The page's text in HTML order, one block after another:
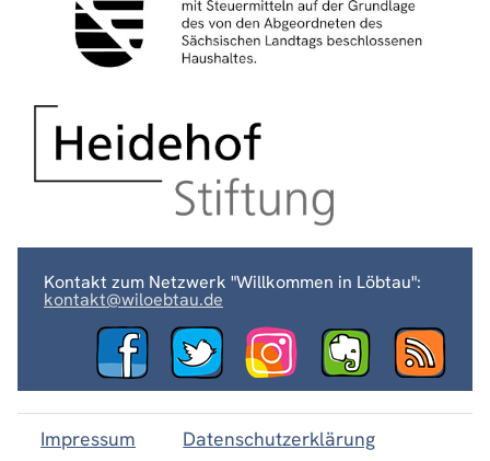
Kontakt zum Netzwerk "Willkommen in Löbtau":
kontakt@wiloebtau.de
Impressum Datenschutzerklärung